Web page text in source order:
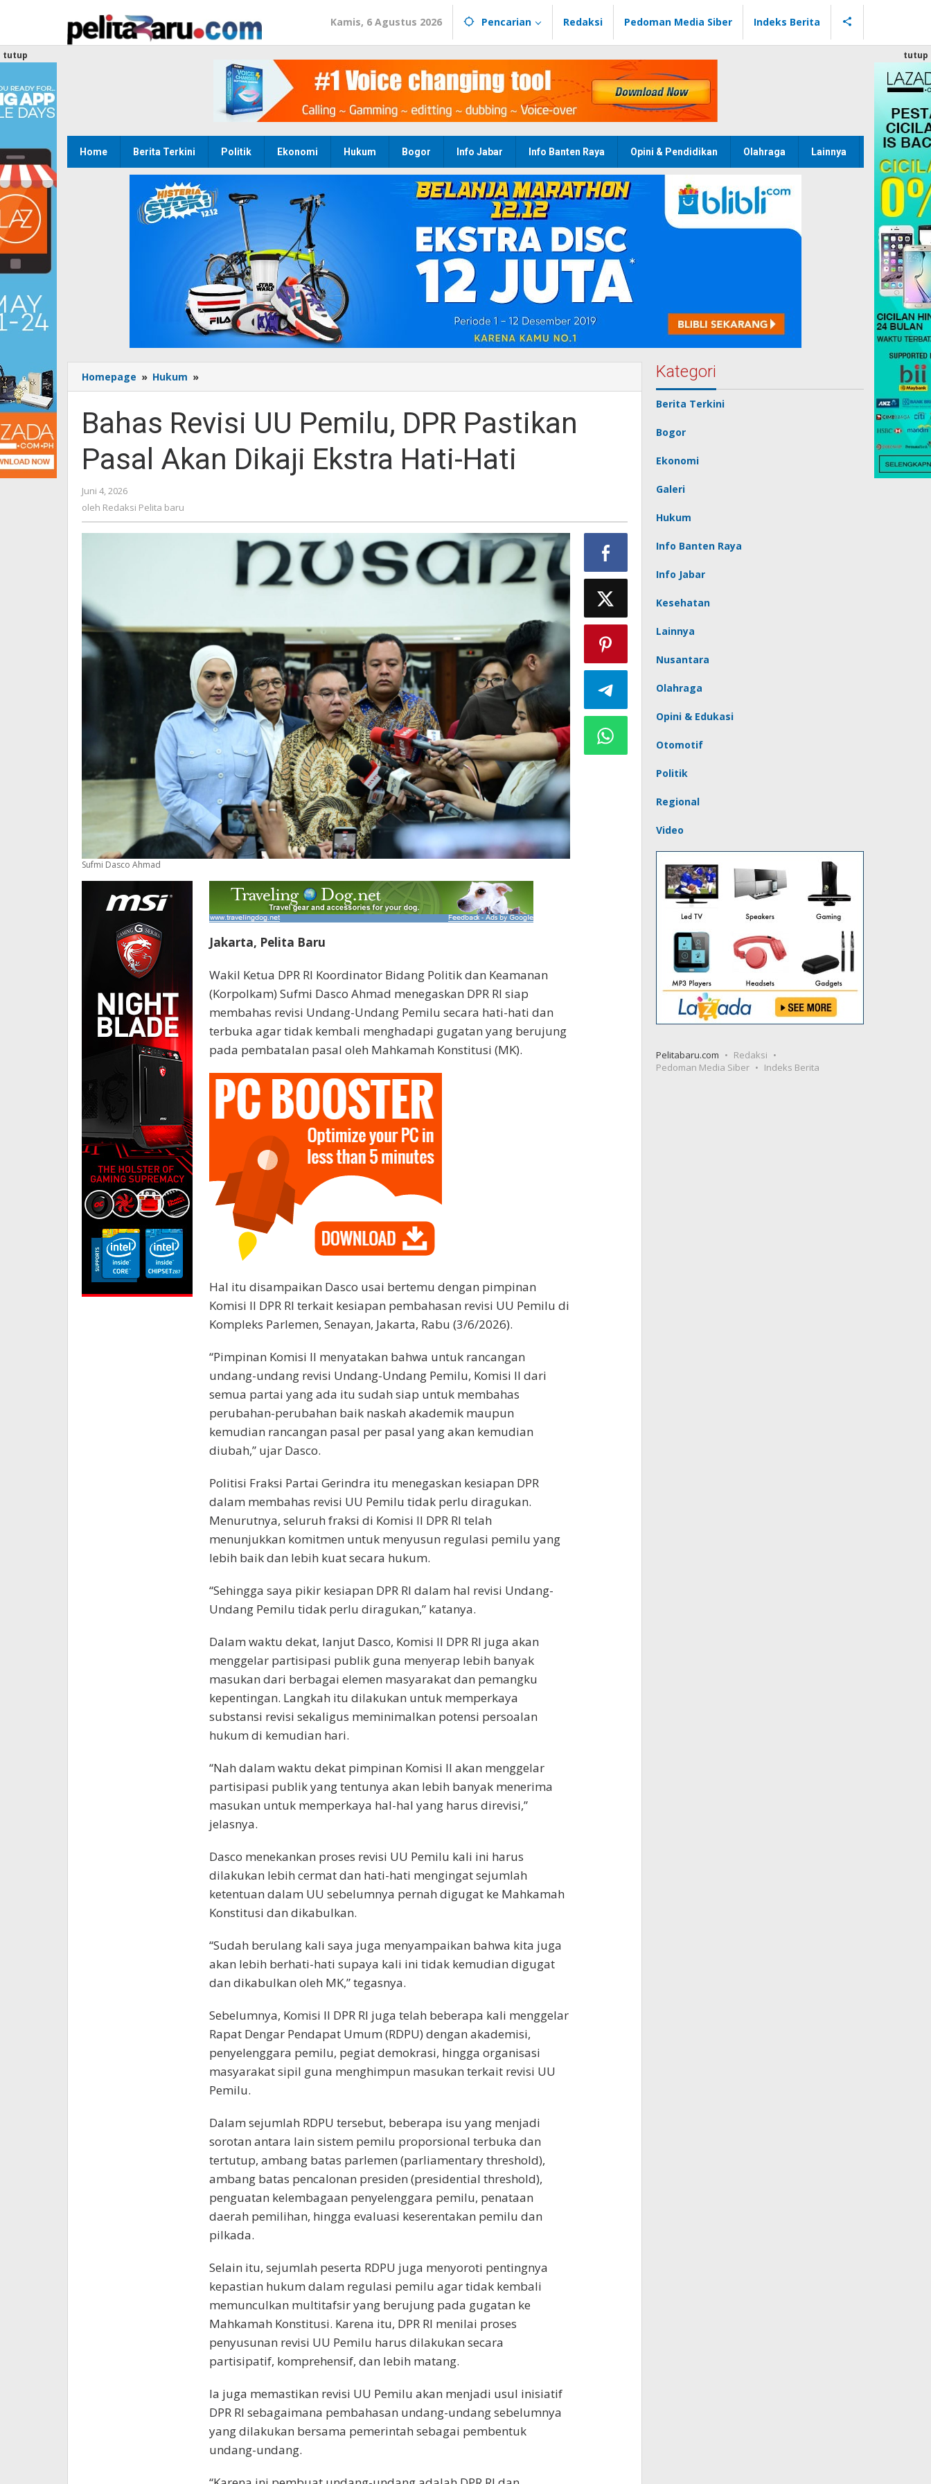
Kamis, 6 Agustus 2026 Pencarian Redaksi Pedoman Media Siber Indeks Berita
Home Berita Terkini Politik Ekonomi Hukum Bogor Info Jabar Info Banten Raya Opini & Pendidikan Olahraga Lainnya
tutup tutup
Homepage » Hukum »
Revisi
Pemilu,
DPR
Pastikan
Pasal
Hati-
Hati
Bahas Revisi UU Pemilu, DPR Pastikan
Pasal Akan Dikaji Ekstra Hati-Hati
Juni 4, 2026
Redaksi
baru
oleh Redaksi Pelita baru
Sufmi Dasco Ahmad
Jakarta, Pelita Baru
Wakil Ketua DPR RI Koordinator Bidang Politik dan Keamanan
(Korpolkam) Sufmi Dasco Ahmad menegaskan DPR RI siap
membahas revisi Undang-Undang Pemilu secara hati-hati dan
terbuka agar tidak kembali menghadapi gugatan yang berujung
pada pembatalan pasal oleh Mahkamah Konstitusi (MK).
Hal itu disampaikan Dasco usai bertemu dengan pimpinan
Komisi II DPR RI terkait kesiapan pembahasan revisi UU Pemilu di
Kompleks Parlemen, Senayan, Jakarta, Rabu (3/6/2026).
“Pimpinan Komisi II menyatakan bahwa untuk rancangan
undang-undang revisi Undang-Undang Pemilu, Komisi II dari
semua partai yang ada itu sudah siap untuk membahas
perubahan-perubahan baik naskah akademik maupun
kemudian rancangan pasal per pasal yang akan kemudian
diubah,” ujar Dasco.
Politisi Fraksi Partai Gerindra itu menegaskan kesiapan DPR
dalam membahas revisi UU Pemilu tidak perlu diragukan.
Menurutnya, seluruh fraksi di Komisi II DPR RI telah
menunjukkan komitmen untuk menyusun regulasi pemilu yang
lebih baik dan lebih kuat secara hukum.
“Sehingga saya pikir kesiapan DPR RI dalam hal revisi Undang-
Undang Pemilu tidak perlu diragukan,” katanya.
Dalam waktu dekat, lanjut Dasco, Komisi II DPR RI juga akan
menggelar partisipasi publik guna menyerap lebih banyak
masukan dari berbagai elemen masyarakat dan pemangku
kepentingan. Langkah itu dilakukan untuk memperkaya
substansi revisi sekaligus meminimalkan potensi persoalan
hukum di kemudian hari.
“Nah dalam waktu dekat pimpinan Komisi II akan menggelar
partisipasi publik yang tentunya akan lebih banyak menerima
masukan untuk memperkaya hal-hal yang harus direvisi,”
jelasnya.
Dasco menekankan proses revisi UU Pemilu kali ini harus
dilakukan lebih cermat dan hati-hati mengingat sejumlah
ketentuan dalam UU sebelumnya pernah digugat ke Mahkamah
Konstitusi dan dikabulkan.
“Sudah berulang kali saya juga menyampaikan bahwa kita juga
akan lebih berhati-hati supaya kali ini tidak kemudian digugat
dan dikabulkan oleh MK,” tegasnya.
Sebelumnya, Komisi II DPR RI juga telah beberapa kali menggelar
Rapat Dengar Pendapat Umum (RDPU) dengan akademisi,
penyelenggara pemilu, pegiat demokrasi, hingga organisasi
masyarakat sipil guna menghimpun masukan terkait revisi UU
Pemilu.
Dalam sejumlah RDPU tersebut, beberapa isu yang menjadi
sorotan antara lain sistem pemilu proporsional terbuka dan
tertutup, ambang batas parlemen (parliamentary threshold),
ambang batas pencalonan presiden (presidential threshold),
penguatan kelembagaan penyelenggara pemilu, penataan
daerah pemilihan, hingga evaluasi keserentakan pemilu dan
pilkada.
Selain itu, sejumlah peserta RDPU juga menyoroti pentingnya
kepastian hukum dalam regulasi pemilu agar tidak kembali
memunculkan multitafsir yang berujung pada gugatan ke
Mahkamah Konstitusi. Karena itu, DPR RI menilai proses
penyusunan revisi UU Pemilu harus dilakukan secara
partisipatif, komprehensif, dan lebih matang.
Ia juga memastikan revisi UU Pemilu akan menjadi usul inisiatif
DPR RI sebagaimana pembahasan undang-undang sebelumnya
yang dilakukan bersama pemerintah sebagai pembentuk
undang-undang.
Kategori
Berita Terkini
Bogor
Ekonomi
Galeri
Hukum
Info Banten Raya
Info Jabar
Kesehatan
Lainnya
Nusantara
Olahraga
Opini & Edukasi
Otomotif
Politik
Regional
Video
Pelitabaru.com
Redaksi
Pedoman Media Siber
Indeks Berita